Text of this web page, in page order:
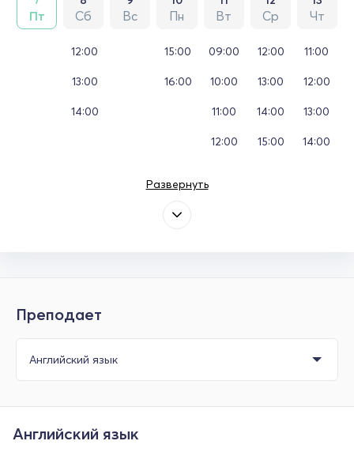
Пт Сб Вс Пн Вт Ср Чт
12:00
13:00
14:00
15:00
16:00
09:00
10:00
11:00
12:00
12:00
13:00
14:00
15:00
11:00
12:00
13:00
14:00
Развернуть
Преподает
Английский язык